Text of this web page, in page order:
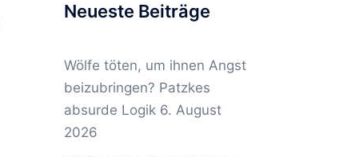
Neueste Beiträge
Wölfe töten, um ihnen Angst
beizubringen? Patzkes
absurde Logik 6. August
2026